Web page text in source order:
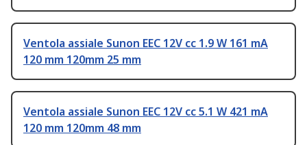
Ventola assiale Sunon EEC 12V cc 1.9 W 161 mA
120 mm 120mm 25 mm
Ventola assiale Sunon EEC 12V cc 5.1 W 421 mA
120 mm 120mm 48 mm